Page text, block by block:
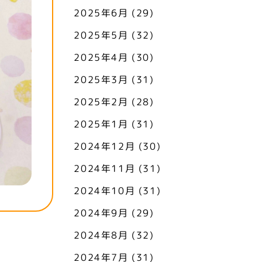
2025年6月 (29)
2025年5月 (32)
2025年4月 (30)
2025年3月 (31)
2025年2月 (28)
2025年1月 (31)
2024年12月 (30)
2024年11月 (31)
2024年10月 (31)
2024年9月 (29)
2024年8月 (32)
2024年7月 (31)